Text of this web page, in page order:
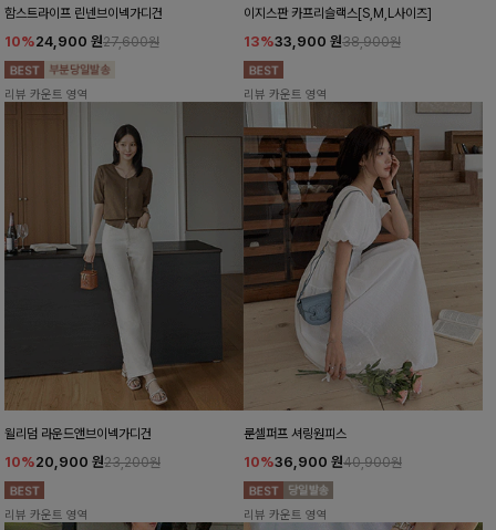
함스트라이프 린넨브이넥가디건
10%24,900 원27,600원
리뷰 카운트 영역
이지스판 카프리슬랙스[S,M,L사이즈]
13%33,900 원38,900원
리뷰 카운트 영역
윌리덤 라운드앤브이넥가디건
10%20,900 원23,200원
리뷰 카운트 영역
룬셀퍼프 셔링원피스
10%36,900 원40,900원
리뷰 카운트 영역